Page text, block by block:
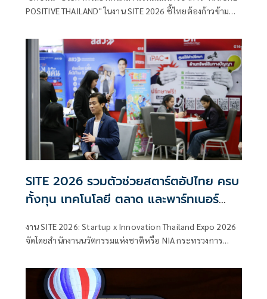
ลดคาร์บอนสู่การฟื้นฟูธรรมชาติเชิงบวก
POSITIVE THAILAND" ในงาน SITE 2026 ชี้ไทยต้องก้าวข้าม
เทคโนโลยีขั้นสูง ปั้นสตาร์ตอัปสายเทคโนโลยีสิ่งแวดล้อม พลิก
โฉมความหลากหลายทางชีวภาพ ให้เป็นเครื่องยนต์เศรษฐกิจ
ใหม่ของประเทศ
SITE 2026 รวมตัวช่วยสตาร์ตอัปไทย ครบ
ทั้งทุน เทคโนโลยี ตลาด และพาร์ทเนอร์
ต่อยอดนวัตกรรมไทยสู่ธุรกิจจริง
งาน SITE 2026: Startup x Innovation Thailand Expo 2026
จัดโดยสำนักงานนวัตกรรมแห่งชาติหรือ NIA กระทรวงการ
สำคัญสำหรับสตาร์ตอัป ผู้ประกอบการฐานนวัตกรรม และ
ธุรกิจเทคโนโลยีไทย ที่ต้องการหาโอกาสใหม่ในการเติบโต